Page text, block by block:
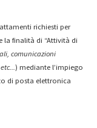
richiesti per
la finalità di “Attività di
comunicazioni
) mediante l’impiego
di posta elettronica